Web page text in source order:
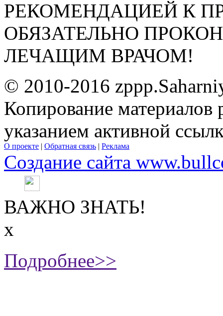
РЕКОМЕНДАЦИЕЙ К
ОБЯЗАТЕЛЬНО
ЛЕЧАЩИМ ВРАЧОМ!
© 2010-2016
Копирование материалов
указанием активной
О проекте | Обратная связь | Реклама
Создание сайта
ВАЖНО ЗНАТЬ!
х
Подробнее>>